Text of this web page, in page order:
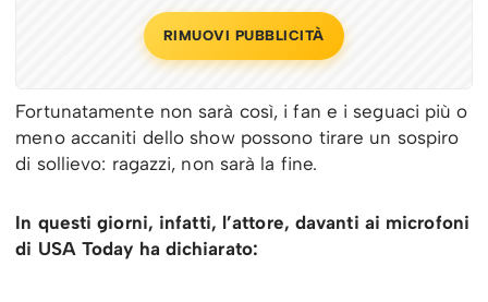
RIMUOVI PUBBLICITÀ
Fortunatamente non sarà così, i fan e i seguaci più o
meno accaniti dello show possono tirare un sospiro
di sollievo: ragazzi, non sarà la fine.
In questi giorni, infatti, l’attore, davanti ai microfoni
di USA Today ha dichiarato: